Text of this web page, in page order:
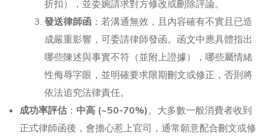
折扣），並委婉請求對方修改或刪除評論。
發送律師函 ：若溝通無效，且內容確有不實且已造
成嚴重影響，可委請律師發函。函文中應具體指出
哪些陳述與事實不符（並附上證據），哪些屬情緒
性侮辱字眼，並明確要求限期刪文或修正，否則將
依法追究法律責任。
成功率評估 ： 中高 (~50-70%)。大多數一般消費者收到
正式律師函後，會擔心惹上官司，通常願意配合刪文或修